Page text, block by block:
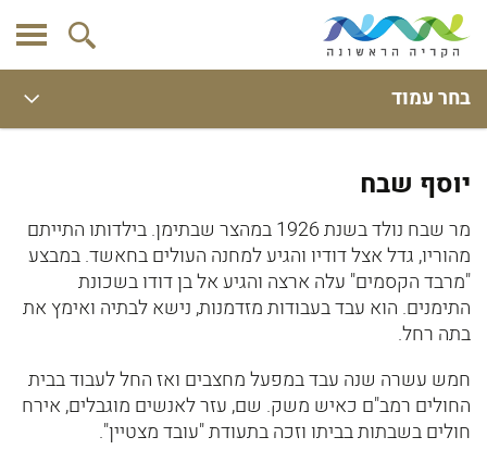
בחר עמוד
יוסף שבח
מר שבח נולד בשנת 1926 במהצר שבתימן. בילדותו התייתם
מהוריו, גדל אצל דודיו והגיע למחנה העולים בחאשד. במבצע
"מרבד הקסמים" עלה ארצה והגיע אל בן דודו בשכונת
התימנים. הוא עבד בעבודות מזדמנות, נישא לבתיה ואימץ את
בתה רחל.
חמש עשרה שנה עבד במפעל מחצבים ואז החל לעבוד בבית
החולים רמב"ם כאיש משק. שם, עזר לאנשים מוגבלים, אירח
חולים בשבתות בביתו וזכה בתעודת "עובד מצטיין".